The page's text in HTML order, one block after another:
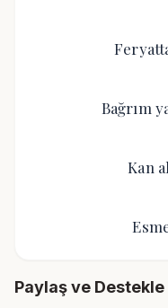
Bağrım
Kan
Paylaş ve Destekle